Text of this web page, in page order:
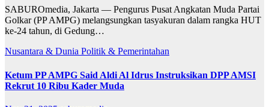
SABUROmedia, Jakarta — Pengurus Pusat Angkatan Muda Partai
Golkar (PP AMPG) melangsungkan tasyakuran dalam rangka HUT
ke-24 tahun, di Gedung…
Nusantara & Dunia Politik & Pemerintahan
Ketum PP AMPG Said Aldi Al Idrus Instruksikan DPP AMSI
Rekrut 10 Ribu Kader Muda